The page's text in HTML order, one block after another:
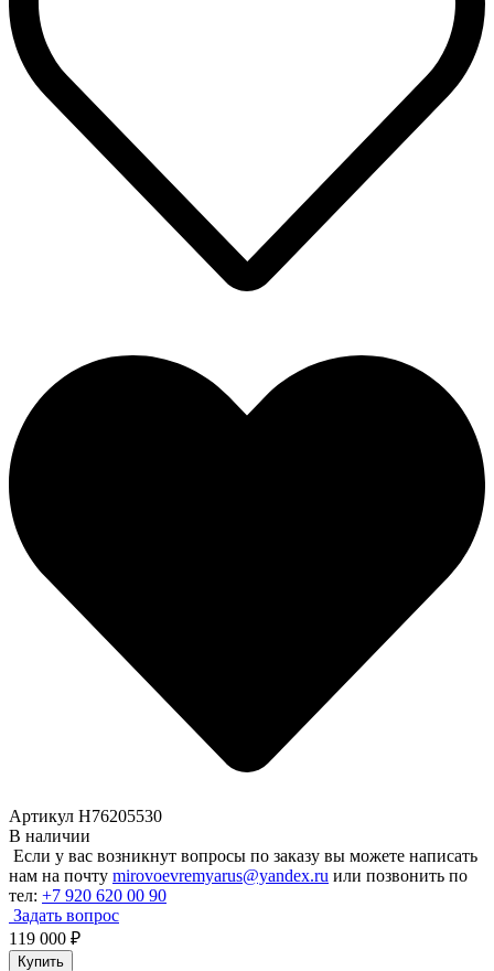
Артикул H76205530
В наличии
Если у вас возникнут вопросы по заказу вы можете написать
нам на почту mirovoevremyarus@yandex.ru или позвонить по
тел: +7 920 620 00 90
Задать вопрос
119 000 ₽
Купить